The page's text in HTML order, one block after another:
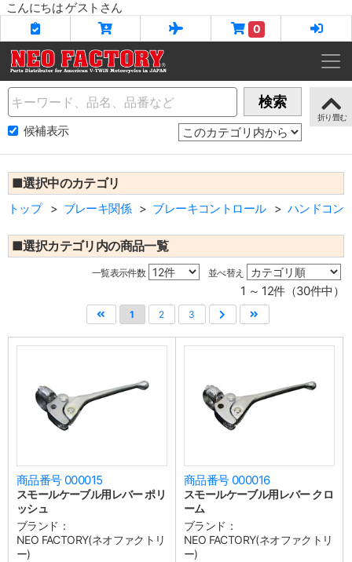
こんにちは ゲストさん
0
Name 検索
候補表示
■選択中のカテゴリ
トップ ブレーキ関係 ブレーキコントロール ハンドコン
■選択カテゴリ内の商品一覧
一覧表示件数 並べ替え
1 ～ 12件（30件中）
1 2 3
商品番号 000015
スモールケーブル用レバー ポリ
ッシュ
ブランド：
NEO FACTORY(ネオファクトリ
ー)
商品番号 000016
スモールケーブル用レバー クロ
ーム
ブランド：
NEO FACTORY(ネオファクトリ
ー)